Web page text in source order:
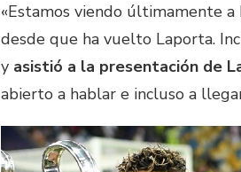
«Estamos viendo últimamente a
desde que ha vuelto Laporta.
y asistió a la presentación de
abierto a hablar e incluso a